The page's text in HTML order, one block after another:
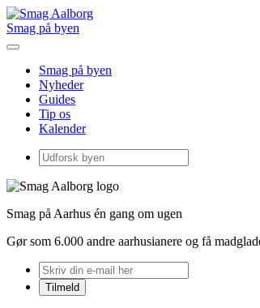
Smag på byen
Smag på byen
Nyheder
Guides
Tip os
Kalender
Smag på Aarhus én gang om ugen
Gør som 6.000 andre aarhusianere og få